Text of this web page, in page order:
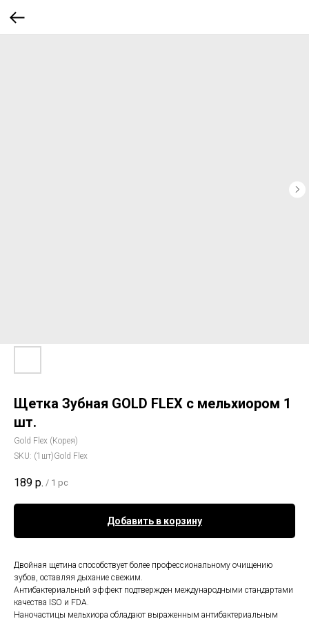
Щетка Зубная GOLD FLEX с мельхиором 1
шт.
Gold Flex (Корея)
SKU: (1шт)Gold Flex
189 р. / 1 pc
Добавить в корзину
Двойная щетина способствует более профессиональному очищению
зубов, оставляя дыхание свежим.
Антибактериальный эффект подтвержден международными стандартами
качества ISO и FDA.
Наночастицы мельхиора обладают выраженным антибактериальным